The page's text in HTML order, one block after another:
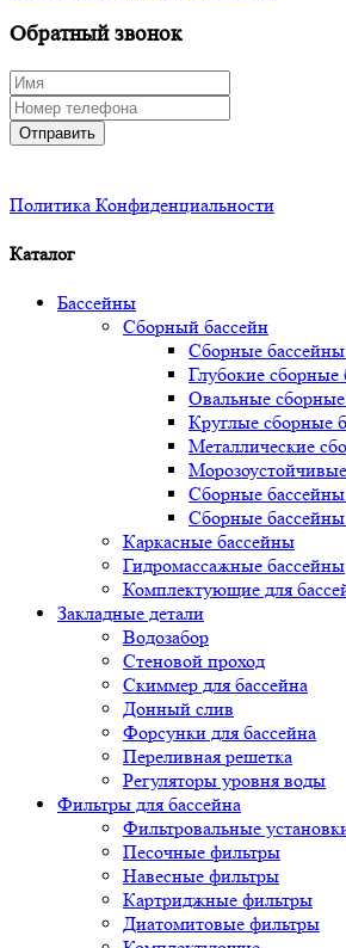
Обратный звонок
Отправить
Политика Конфиденциальности
Каталог
Бассейны
Сборный бассейн
Сборные бассейны
Глубокие сборные
Овальные
Круглые сборные
Металлические
Сборные
Сборные
Каркасные бассейны
Гидромассажные бассейны
Комплектующие для
Закладные детали
Водозабор
Стеновой проход
Скиммер для бассейна
Донный слив
Форсунки для бассейна
Переливная решетка
Регуляторы уровня воды
Фильтры для бассейна
Фильтровальные
Песочные фильтры
Навесные фильтры
Картриджные фильтры
Диатомитовые фильтры